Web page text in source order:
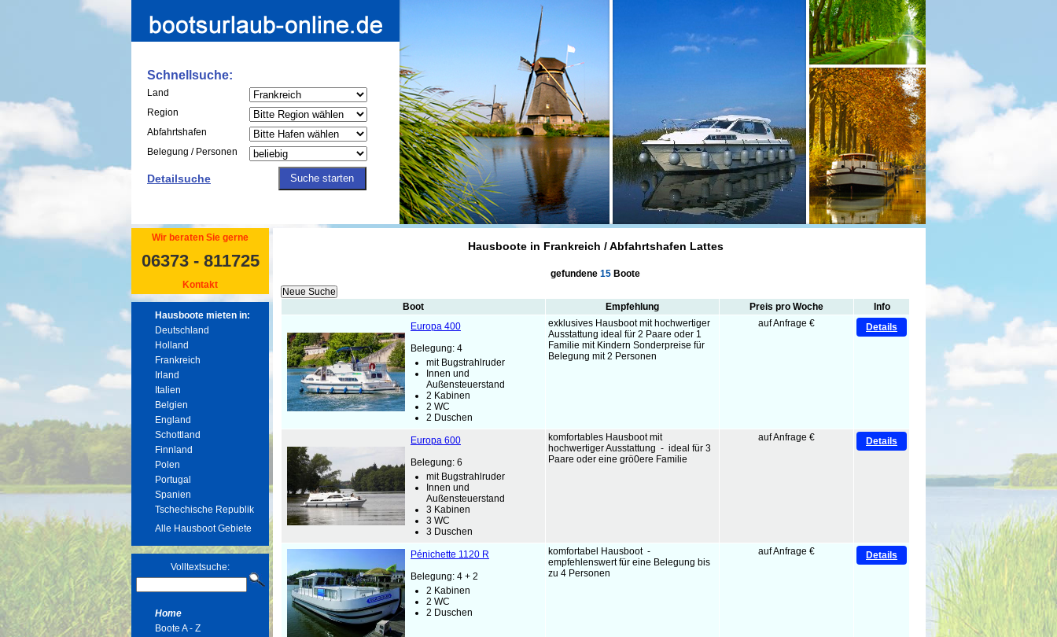
Schnellsuche:
Land
Region
Abfahrtshafen
Belegung / Personen
Detailsuche
Wir beraten Sie gerne
06373 - 811725
Kontakt
Hausboote mieten in:
Deutschland
Holland
Frankreich
Irland
Italien
Belgien
England
Schottland
Finnland
Polen
Portugal
Spanien
Tschechische Republik
Alle Hausboot Gebiete
Volltextsuche:
Home
Boote A - Z
Hausboote in Frankreich / Abfahrtshafen Lattes
gefundene 15 Boote
Boot Empfehlung Preis pro Woche
Info
Europa 400
Belegung: 4
mit Bugstrahlruder
Innen und
Außensteuerstand
2 Kabinen
2 WC
2 Duschen
exklusives Hausboot mit hochwertiger
Ausstattung ideal für 2 Paare oder 1
Familie mit Kindern Sonderpreise für
Belegung mit 2 Personen
auf Anfrage € Details
Europa 600
Belegung: 6
mit Bugstrahlruder
Innen und
Außensteuerstand
3 Kabinen
3 WC
3 Duschen
komfortables Hausboot mit
hochwertiger Ausstattung - ideal für 3
Paare oder eine grö0ere Familie
auf Anfrage € Details
Pénichette 1120 R
Belegung: 4 + 2
2 Kabinen
2 WC
2 Duschen
komfortabel Hausboot -
empfehlenswert für eine Belegung bis
zu 4 Personen
auf Anfrage € Details